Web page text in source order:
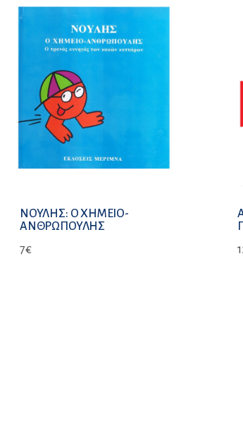
ΝΟΥΛΗΣ: Ο ΧΗΜΕΙΟ-
ΑΝΘΡΩΠΟΥΛΗΣ
7€